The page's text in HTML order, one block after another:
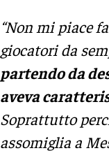
“Non mi piace
giocatori da
partendo da
aveva
Soprattutto
assomiglia a